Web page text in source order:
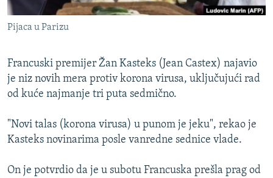
VIŠE OD NASLOVA
POPLAVE I KLIZIŠTA U BIH 2024.
TV LIBERTY
POST SCRIPTUM
MOJA EVROPA
TRI DECENIJE OD RATA U BIH
SVE KARTE DEJTONA
PRATITE NAS
Sve RFE/RL stranice
Pijaca u Parizu
Francuski premijer Žan Kasteks (Jean Castex) najavio
je niz novih mera protiv korona virusa, uključujući rad
od kuće najmanje tri puta sedmično.
"Novi talas (korona virusa) u punom je jeku", rekao je
Kasteks novinarima posle vanredne sednice vlade.
On je potvrdio da je u subotu Francuska prešla prag od